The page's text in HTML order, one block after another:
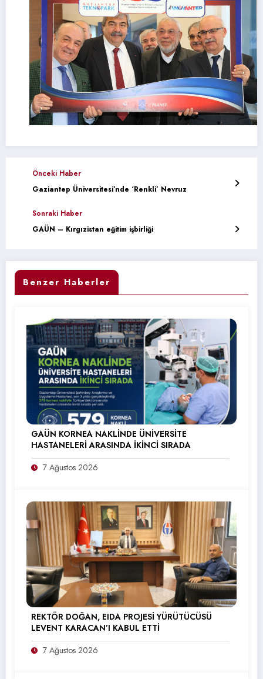
Önceki Haber
Gaziantep Üniversitesi’nde ‘Renkli’ Nevruz
Sonraki Haber
GAÜN – Kırgızistan eğitim işbirliği
Benzer Haberler
GAÜN KORNEA NAKLİNDE ÜNİVERSİTE
HASTANELERİ ARASINDA İKİNCİ SIRADA
7 Ağustos 2026
REKTÖR DOĞAN, EIDA PROJESİ YÜRÜTÜCÜSÜ
LEVENT KARACAN’I KABUL ETTİ
7 Ağustos 2026